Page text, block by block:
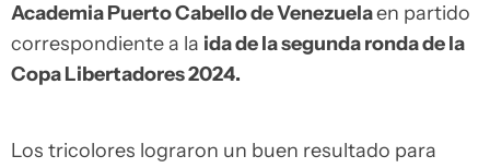
Academia Puerto Cabello de Venezuelaen partido
correspondiente a la ida de la segunda ronda de la
Copa Libertadores 2024.
Los tricolores lograron un buen resultado para